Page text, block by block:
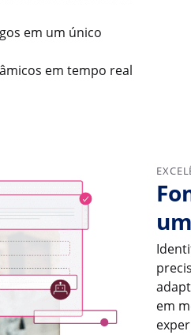
em um único
em tempo real
em